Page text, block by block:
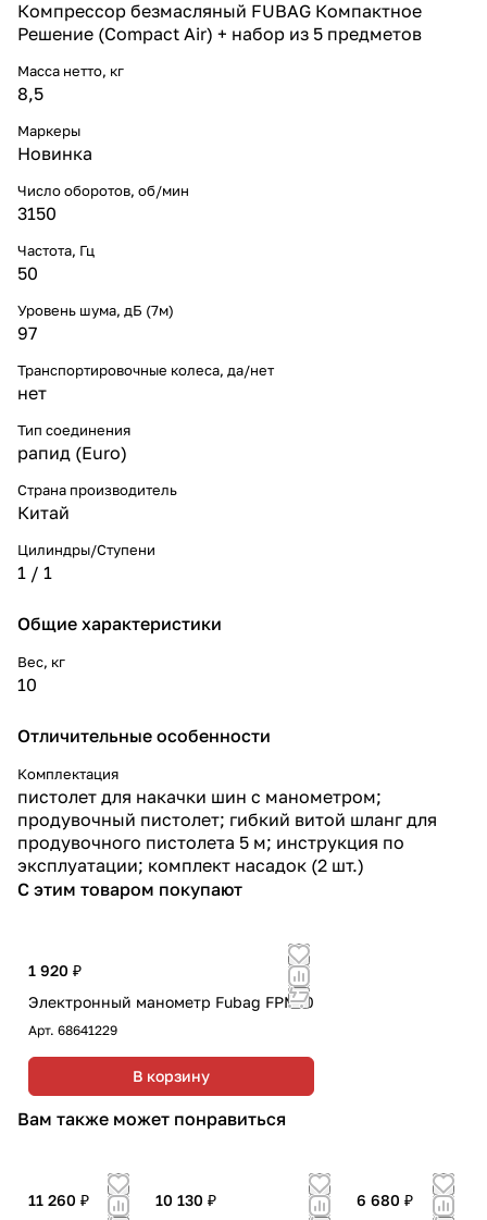
Компрессор безмасляный FUBAG Компактное
Решение (Compact Air) + набор из 5 предметов
Масса нетто, кг
8,5
Маркеры
Новинка
Число оборотов, об/мин
3150
Частота, Гц
50
Уровень шума, дБ (7м)
97
Транспортировочные колеса, да/нет
нет
Тип соединения
рапид (Euro)
Страна производитель
Китай
Цилиндры/Ступени
1 / 1
Общие характеристики
Вес, кг
10
Отличительные особенности
Комплектация
пистолет для накачки шин с манометром;
продувочный пистолет; гибкий витой шланг для
продувочного пистолета 5 м; инструкция по
эксплуатации; комплект насадок (2 шт.)
С этим товаром покупают
1 920 ₽
Электронный манометр Fubag FPM10
Арт. 68641229
В корзину
Вам также может понравиться
11 260 ₽
10 130 ₽
6 680 ₽